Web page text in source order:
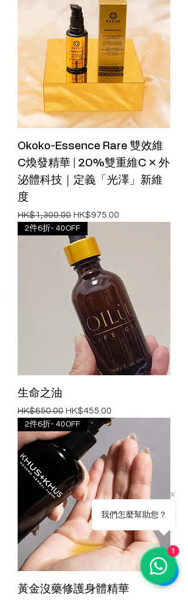
Okoko-Essence Rare 雙效維
C煥發精華 | 20%雙重維C × 外
泌體科技｜定義「光澤」新維
度
一般價格
HK$1,300.00 促銷價格
HK$975.00
2件6折- 40OFF
生命之油
一般價格
HK$650.00 促銷價格
HK$455.00
2件6折- 40OFF
黃金沒藥修護身體精華
我們怎麼幫助您？
1